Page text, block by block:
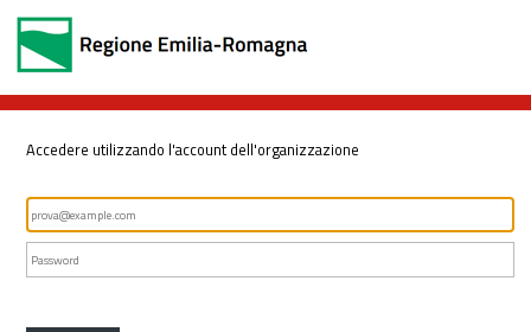
Accedere utilizzando l'account dell'organizzazione